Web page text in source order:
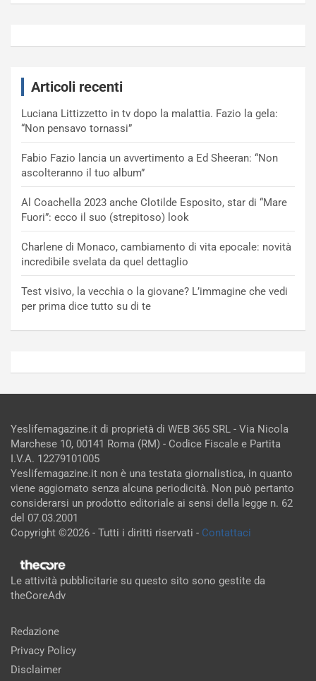
Articoli recenti
Luciana Littizzetto in tv dopo la malattia. Fazio la gela:
“Non pensavo tornassi”
Fabio Fazio lancia un avvertimento a Ed Sheeran: “Non
ascolteranno il tuo album”
Al Coachella 2023 anche Clotilde Esposito, star di “Mare
Fuori”: ecco il suo (strepitoso) look
Charlene di Monaco, cambiamento di vita epocale: novità
incredibile svelata da quel dettaglio
Test visivo, la vecchia o la giovane? L’immagine che vedi
per prima dice tutto su di te
Yeslifemagazine.it di proprietà di WEB 365 SRL - Via Nicola
Marchese 10, 00141 Roma (RM) - Codice Fiscale e Partita
I.V.A. 12279101005
Yeslifemagazine.it non è una testata giornalistica, in quanto
viene aggiornato senza alcuna periodicità. Non può pertanto
considerarsi un prodotto editoriale ai sensi della legge n. 62
del 07.03.2001
Copyright ©2026 - Tutti i diritti riservati - Contattaci
Le attività pubblicitarie su questo sito sono gestite da
theCoreAdv
Redazione
Privacy Policy
Disclaimer